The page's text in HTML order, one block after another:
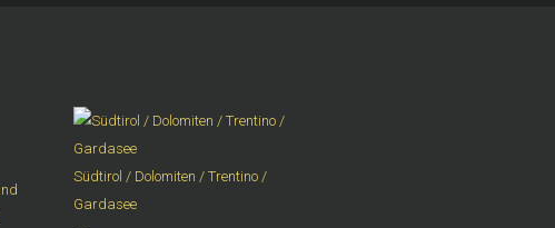
Südtirol / Dolomiten / Trentino /
Gardasee